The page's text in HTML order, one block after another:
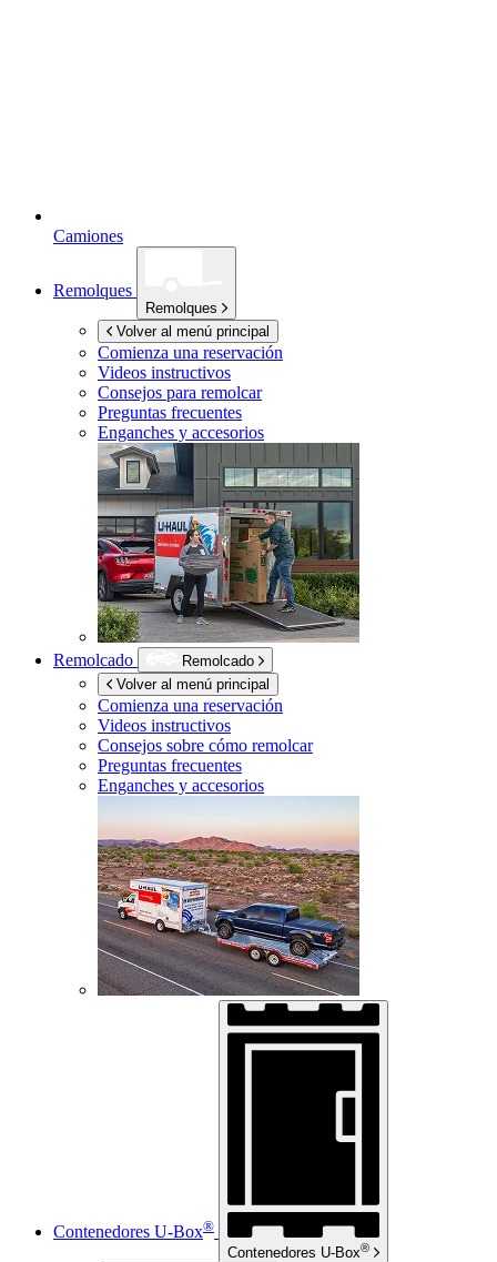
Camiones
Remolques
Remolques
Volver al menú principal
Comienza una reservación
Videos instructivos
Consejos para remolcar
Preguntas frecuentes
Enganches y accesorios
Remolcado
Remolcado
Volver al menú principal
Comienza una reservación
Videos instructivos
Consejos sobre cómo remolcar
Preguntas frecuentes
Enganches y accesorios
Contenedores U-Box®
Contenedores U-Box®